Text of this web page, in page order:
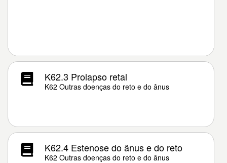
K62.3 Prolapso retal
K62 Outras doenças do reto e do ânus
K62.4 Estenose do ânus e do reto
K62 Outras doenças do reto e do ânus